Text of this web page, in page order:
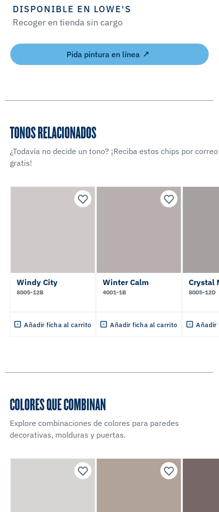
DISPONIBLE EN LOWE'S
Recoger en tienda sin cargo
Pida pintura en línea
TONOS RELACIONADOS
¿Todavía no decide un tono? ¡Reciba estos chips por correo
gratis!
Windy City
8005-12B
Añadir ficha al carrito
Winter Calm
4001-1B
Añadir ficha al carrito
Crystal
8005-12D
Añadir
COLORES QUE COMBINAN
Explore combinaciones de colores para paredes
decorativas, molduras y puertas.